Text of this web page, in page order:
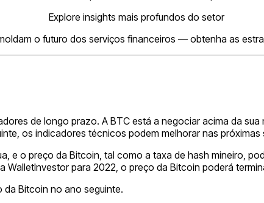
Explore insights mais profundos do setor
o futuro dos serviços financeiros — obtenha as
de longo prazo. A BTC está a negociar acima da
os indicadores técnicos podem melhorar nas próximas
e o preço da Bitcoin, tal como a taxa de hash mineiro,
para 2022, o preço da Bitcoin poderá
Bitcoin no ano seguinte.